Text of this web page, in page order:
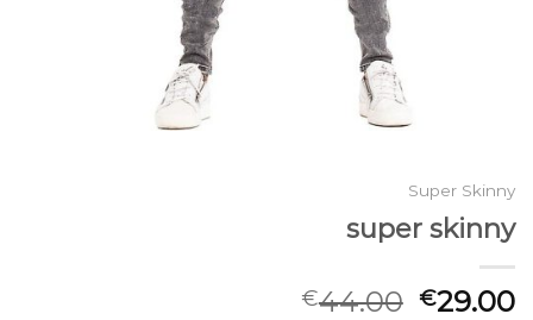
Super Skinny
super skinny
€44.00 €29.00